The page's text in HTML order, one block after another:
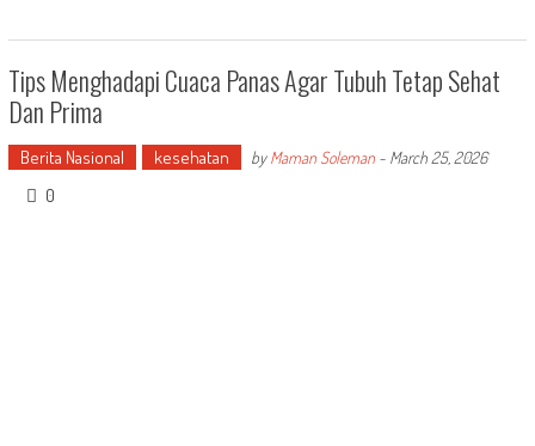
Tips Menghadapi Cuaca Panas Agar Tubuh Tetap Sehat
Dan Prima
Berita Nasional kesehatan byMaman Soleman- March 25, 2026
0